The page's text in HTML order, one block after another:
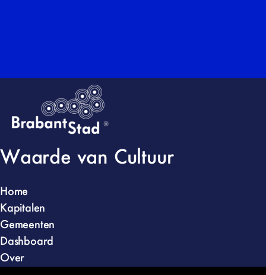
Waarde van Cultuur
Home
Kapitalen
Gemeenten
Dashboard
Over